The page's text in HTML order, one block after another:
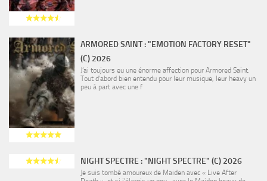
ARMORED SAINT : "EMOTION FACTORY RESET"
(C) 2026
J’ai toujours eu une énorme affection pour Armored Saint.
Tout d’abord bien entendu pour leur musique, leur heavy un
peu à part avec une f
NIGHT SPECTRE : "NIGHT SPECTRE" (C) 2026
Je suis tombé amoureux de Maiden avec « Live After